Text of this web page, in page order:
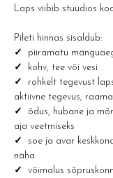
Laps viibib stuudios
Pileti hinnas sisaldub:
✓
piiramatu
✓ kohv, tee või vesi
✓ rohkelt tegevust
aktiivne tegevus,
✓ õdus, hubane ja
aja veetmiseks
✓ soe ja avar
näha
✓ võimalus